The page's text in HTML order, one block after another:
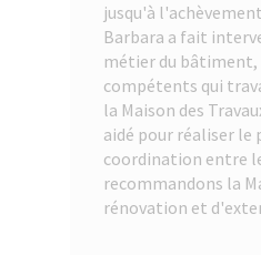
jusqu'à
Barbara a fait
métier du bâtiment,
compétents qui
la Maison des
aidé pour réaliser le
coordination entre
recommandons la
rénovation et